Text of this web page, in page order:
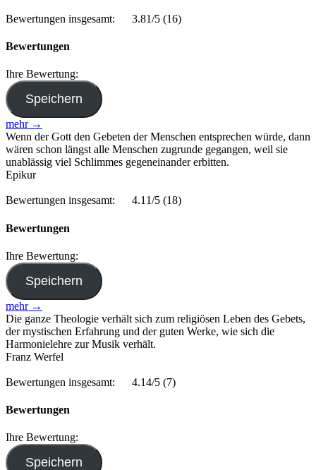
Bewertungen insgesamt: 3.81/5 (16)
Bewertungen
Ihre Bewertung:
mehr →
Wenn der Gott den Gebeten der Menschen entsprechen würde, dann
wären schon längst alle Menschen zugrunde gegangen, weil sie
unablässig viel Schlimmes gegeneinander erbitten.
Epikur
Bewertungen insgesamt: 4.11/5 (18)
Bewertungen
Ihre Bewertung:
mehr →
Die ganze Theologie verhält sich zum religiösen Leben des Gebets,
der mystischen Erfahrung und der guten Werke, wie sich die
Harmonielehre zur Musik verhält.
Franz Werfel
Bewertungen insgesamt: 4.14/5 (7)
Bewertungen
Ihre Bewertung: